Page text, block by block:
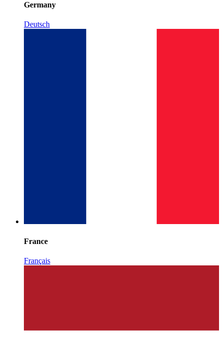
Germany
Deutsch
France
Français